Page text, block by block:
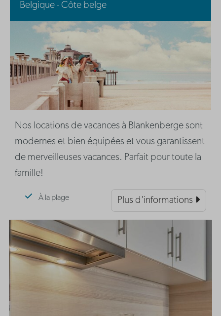
Belgique - Côte belge
Nos locations de vacances à Blankenberge sont
modernes et bien équipées et vous garantissent
de merveilleuses vacances. Parfait pour toute la
famille!
À la plage Plus d'informations